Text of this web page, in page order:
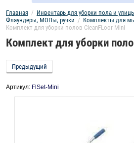
Главная
  /
Инвентарь для уборки пола и
Флаундеры, МОПы, ручки
  /
Комплекты для
Комплект для уборки полов CleanFLoor Mini
Комплект для уборки
Предыдущий
Артикул: FlSet-Mini